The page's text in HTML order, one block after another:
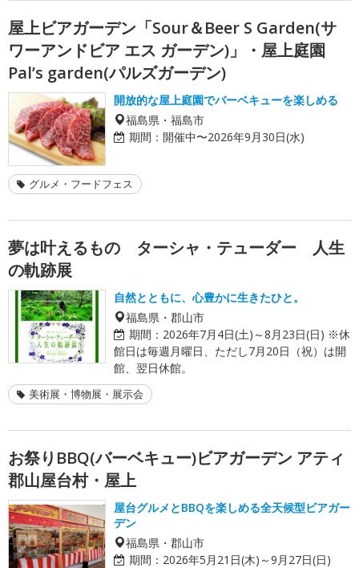
屋上ビアガーデン「Sour＆Beer S Garden(サ
ワーアンドビア エス ガーデン)」・屋上庭園
Pal’s garden(パルズガーデン)
開放的な屋上庭園でバーベキューを楽しめる
福島県・福島市
期間： 開催中〜2026年9月30日(水)
グルメ・フードフェス
夢は叶えるもの ターシャ・テューダー 人生
の軌跡展
自然とともに、心豊かに生きたひと。
福島県・郡山市
期間： 2026年7月4日(土)～8月23日(日) ※休
館日は毎週月曜日、ただし7月20日（祝）は開
館、翌日休館。
美術展・博物展・展示会
お祭りBBQ(バーベキュー)ビアガーデン アティ
郡山屋台村・屋上
屋台グルメとBBQを楽しめる全天候型ビアガー
デン
福島県・郡山市
期間： 2026年5月21日(木)～9月27日(日)